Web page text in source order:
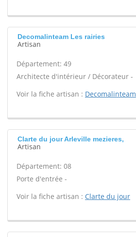
Decomalinteam Les rairies
Artisan
Département: 49
Architecte d'intérieur / Décorateur -
Voir la fiche artisan : Decomalinteam
Clarte du jour Arleville mezieres,
Artisan
Département: 08
Porte d'entrée -
Voir la fiche artisan : Clarte du jour